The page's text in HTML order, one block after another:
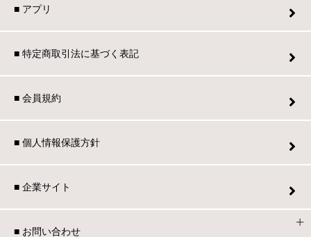
■ アプリ
■ 特定商取引法に基づく表記
■ 会員規約
■ 個人情報保護方針
■ 企業サイト
■ お問い合わせ